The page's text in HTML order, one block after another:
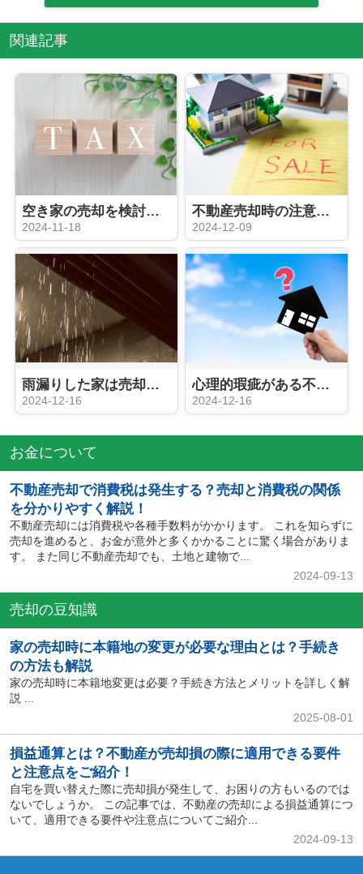
関連記事
空き家の売却を検討中の方は必見！売却時にかかる税金について
2024-11-18
不動産売却時の注意点とは？不動産買取との違いなどをご紹介！
2024-12-09
雨漏りした家は売却が難しい？売却しづらい原因とおすすめの売却方法
2024-12-16
心理的瑕疵がある不動産は売却できる？告知義務や売却への影響とは
2024-12-16
お金について
不動産売却で消費税は発生する？売却と消費税の関係
を分かりやすく解説！
不動産売却には消費税や各種手数料がかかります。 これを知らずに
売却を進めると、お金が意外と多くかかることに驚く場合がありま
す。 また同じ不動産売却でも、土地と建物で...
2024-09-13
売却の豆知識
家の売却時に本籍地の変更が必要な理由とは？手続き
の方法も解説
家の売却時に本籍地変更は必要？手続き方法とメリットを詳しく解
説 ...
2025-08-01
損益通算とは？不動産が売却損の際に適用できる要件
と注意点をご紹介！
自宅を買い替えた際に売却損が発生して、お困りの方もいるのでは
ないでしょうか。 この記事では、不動産の売却による損益通算につ
いて、適用できる要件や注意点についてご紹介...
2024-09-13